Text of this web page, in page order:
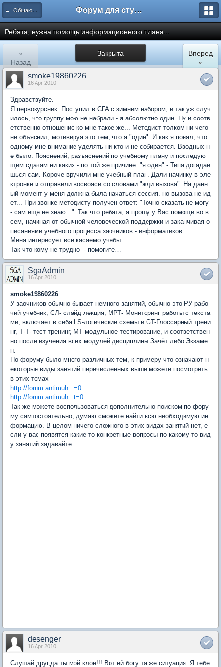
← Общаются информатики Форум для студента СГА
Ребята, нужна помощь информационного плана...
Закрыта
«
Назад
Вперед
»
smoke19860226
16 Apr 2010
Здравствуйте.
Я первокурсник. Поступил в СГА с зимним набором, и так уж случ
илось, что группу мою не набрали - я абсолютно один. Ну и соотв
етственно отношение ко мне такое же... Методист толком ни чего
не объяснил, мотивируя это тем, что я "один". И как я понял, что
одному мне внимание уделять ни кто и не собирается. Вводных н
е было. Пояснений, разъяснений по учебному плану и последую
щим cдачам ни каких - по той же причине: "я один" - Типа догадае
шься сам. Короче вручили мне учебный план. Дали начинку в эле
ктронке и отправили восвояси со словами:"жди вызова". На данн
ый момент у меня должна была начаться сессия, но вызова не ид
ет... При звонке методисту получен ответ: "Точно сказать не могу
- сам еще не знаю...". Так что ребята, я прошу у Вас помощи во в
сем, начиная от обычной человеческой поддержки и заканчивая о
писаниями учебного процесса заочников - информатиков...
Меня интересует все касаемо учебы…
Так что кому не трудно - помогите…
SgaAdmin
16 Apr 2010
smoke19860226
У заочников обычно бывает немного занятий, обычно это РУ-рабо
чий учебник, СЛ- слайд лекция, МРТ- Мониторинг работы с текста
ми, включает в себя LS-логические схемы и GT-Глоссарный трени
нг, Т-Т- тест тренинг, МТ-модульное тестирование, и соответствен
но после изучения всех модулей дисциплины Зачёт либо Экзаме
н.
По форуму было много различных тем, к примеру что означают н
екоторые виды занятий перечисленных выше можете посмотреть
в этих темах
http://forum.antimuh...=0
http://forum.antimuh...t=0
Так же можете воспользоваться дополнительно поиском по фору
му самтостоятельно, думаю сможете найти всю необходимую ин
формацию. В целом ничего сложного в этих видах занятий нет, е
сли у вас появятся какие то конкретные вопросы по какому-то вид
у занятий задавайте.
desenger
16 Apr 2010
Слушай друг,да ты мой клон!!! Вот ей богу та же ситуация. Я тебе